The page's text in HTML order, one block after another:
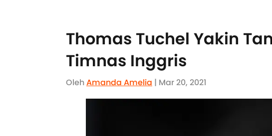
Thomas Tuchel Yakin
Timnas Inggris
OlehAmanda Amelia | Mar 20, 2021